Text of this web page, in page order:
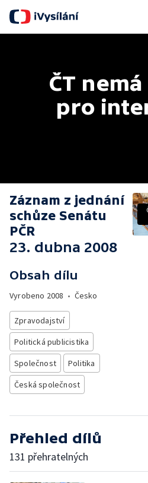
ČT
pro
Záznam z jednání
schůze Senátu
PČR
23. dubna 2008
Obsah dílu
Vyrobeno 2008 • Česko
Zpravodajství
Politická publicistika
Společnost
Politika
Česká společnost
Přehled dílů
131 přehratelných